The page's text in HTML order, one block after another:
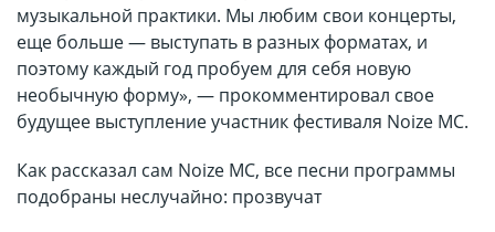
музыкальной практики. Мы любим свои концерты,
еще больше — выступать в разных форматах, и
поэтому каждый год пробуем для себя новую
необычную форму», — прокомментировал свое
будущее выступление участник фестиваля Noize MC.
Как рассказал сам Noize MC, все песни программы
подобраны неслучайно: прозвучат